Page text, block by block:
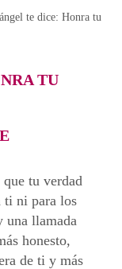
te dice: Honra tu
TU
tu verdad
ti ni para los
una llamada
honesto,
de ti y más